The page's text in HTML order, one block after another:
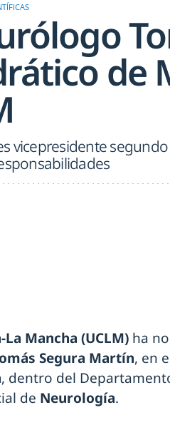
de
vicepresidente
Mancha (UCLM) ha
Segura Martín, en
, dentro del
de Neurología.